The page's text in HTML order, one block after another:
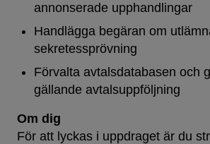
annonserade upphandlingar
Handlägga begäran om
sekretessprövning
Förvalta avtalsdatabasen och
gällande avtalsuppföljning
Om dig
För att lyckas i uppdraget är du